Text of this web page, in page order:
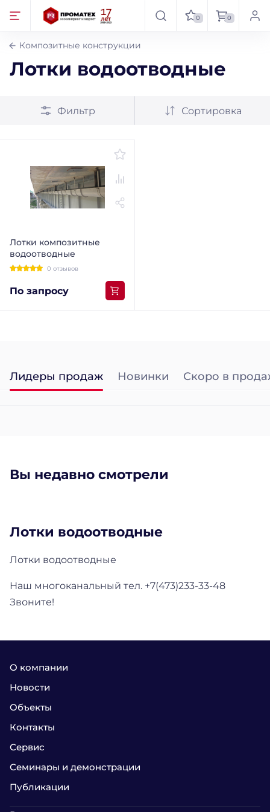
0 0
Композитные конструкции
Лотки водоотводные
Фильтр Сортировка
Лотки композитные
водоотводные
0 отзывов
По запросу
Лидеры продаж Новинки Скоро в
Вы недавно смотрели
Лотки водоотводные
Лотки водоотводные
Наш многоканальный тел. +7(473)233-33-48
Звоните!
О компании
Новости
Объекты
Контакты
Сервис
Семинары и демонстрации
Публикации